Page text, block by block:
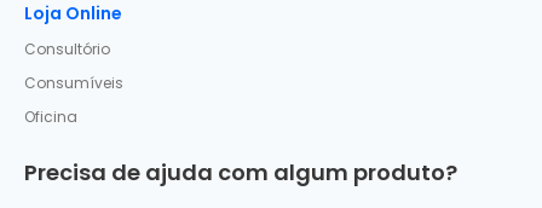
Loja Online
Consultório
Consumíveis
Oficina
Precisa de ajuda com algum produto?